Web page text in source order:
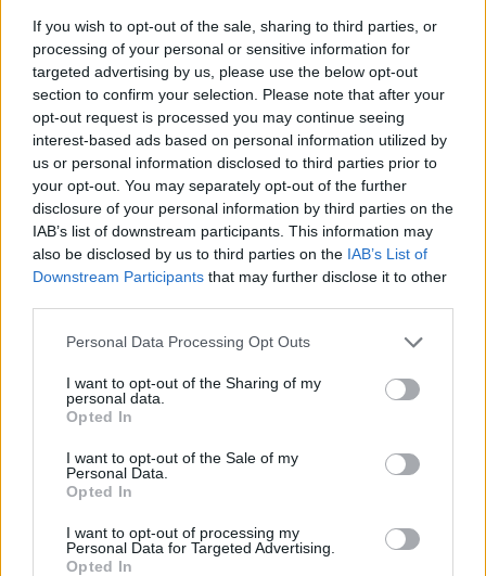
If you wish to opt-out of the sale, sharing to third parties, or
processing of your personal or sensitive information for
targeted advertising by us, please use the below opt-out
section to confirm your selection. Please note that after your
opt-out request is processed you may continue seeing
interest-based ads based on personal information utilized by
us or personal information disclosed to third parties prior to
your opt-out. You may separately opt-out of the further
disclosure of your personal information by third parties on the
IAB’s list of downstream participants. This information may
also be disclosed by us to third parties on the IAB’s List of
Downstream Participants that may further disclose it to other
Please note that this website/app uses one or more Google
not limited to your visit or usage behaviour. You may click to
grant or deny consent to Google and its third-party tags to
use your data for below specified purposes in below Google
consent section.
Personal Data Processing Opt Outs
I want to opt-out of the Sharing of my
personal data.
Opted In
I want to opt-out of the Sale of my
Personal Data.
Opted In
I want to opt-out of processing my
Personal Data for Targeted Advertising.
Opted In
ΔΙΑΦΗΜΙΣΗ
News
Ειρήνη Καζαριάν: Γιόρτασε τα γενέθλιά
της στο πλευρό του συντρόφου της
News
Ειρήνη Καζαριάν: Ταξίδι στις εξωτικές
Μαλδίβες με τον σύντροφό της –
Φωτογραφίες και βίντεο